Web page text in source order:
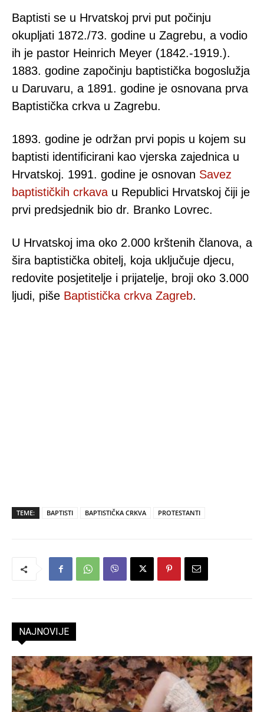
Baptisti se u Hrvatskoj prvi put počinju
okupljati 1872./73. godine u Zagrebu, a vodio
ih je pastor Heinrich Meyer (1842.-1919.).
1883. godine započinju baptistička bogoslužja
u Daruvaru, a 1891. godine je osnovana prva
Baptistička crkva u Zagrebu.
1893. godine je održan prvi popis u kojem su
baptisti identificirani kao vjerska zajednica u
Hrvatskoj. 1991. godine je osnovan Savez
baptističkih crkava u Republici Hrvatskoj čiji je
prvi predsjednik bio dr. Branko Lovrec.
U Hrvatskoj ima oko 2.000 krštenih članova, a
šira baptistička obitelj, koja uključuje djecu,
redovite posjetitelje i prijatelje, broji oko 3.000
ljudi, piše Baptistička crkva Zagreb.
TEME: BAPTISTI BAPTISTIČKA CRKVA PROTESTANTI
NAJNOVIJE